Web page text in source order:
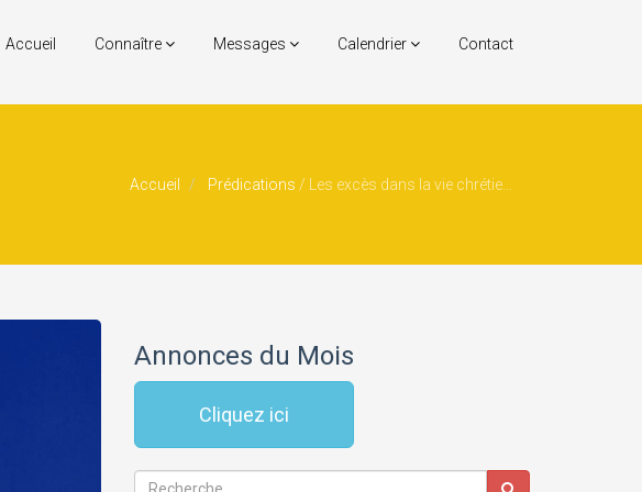
Accueil Connaître Messages Calendrier Contact
Accueil Prédications / Les excès dans la vie chrétienne
Annonces du Mois
Cliquez ici